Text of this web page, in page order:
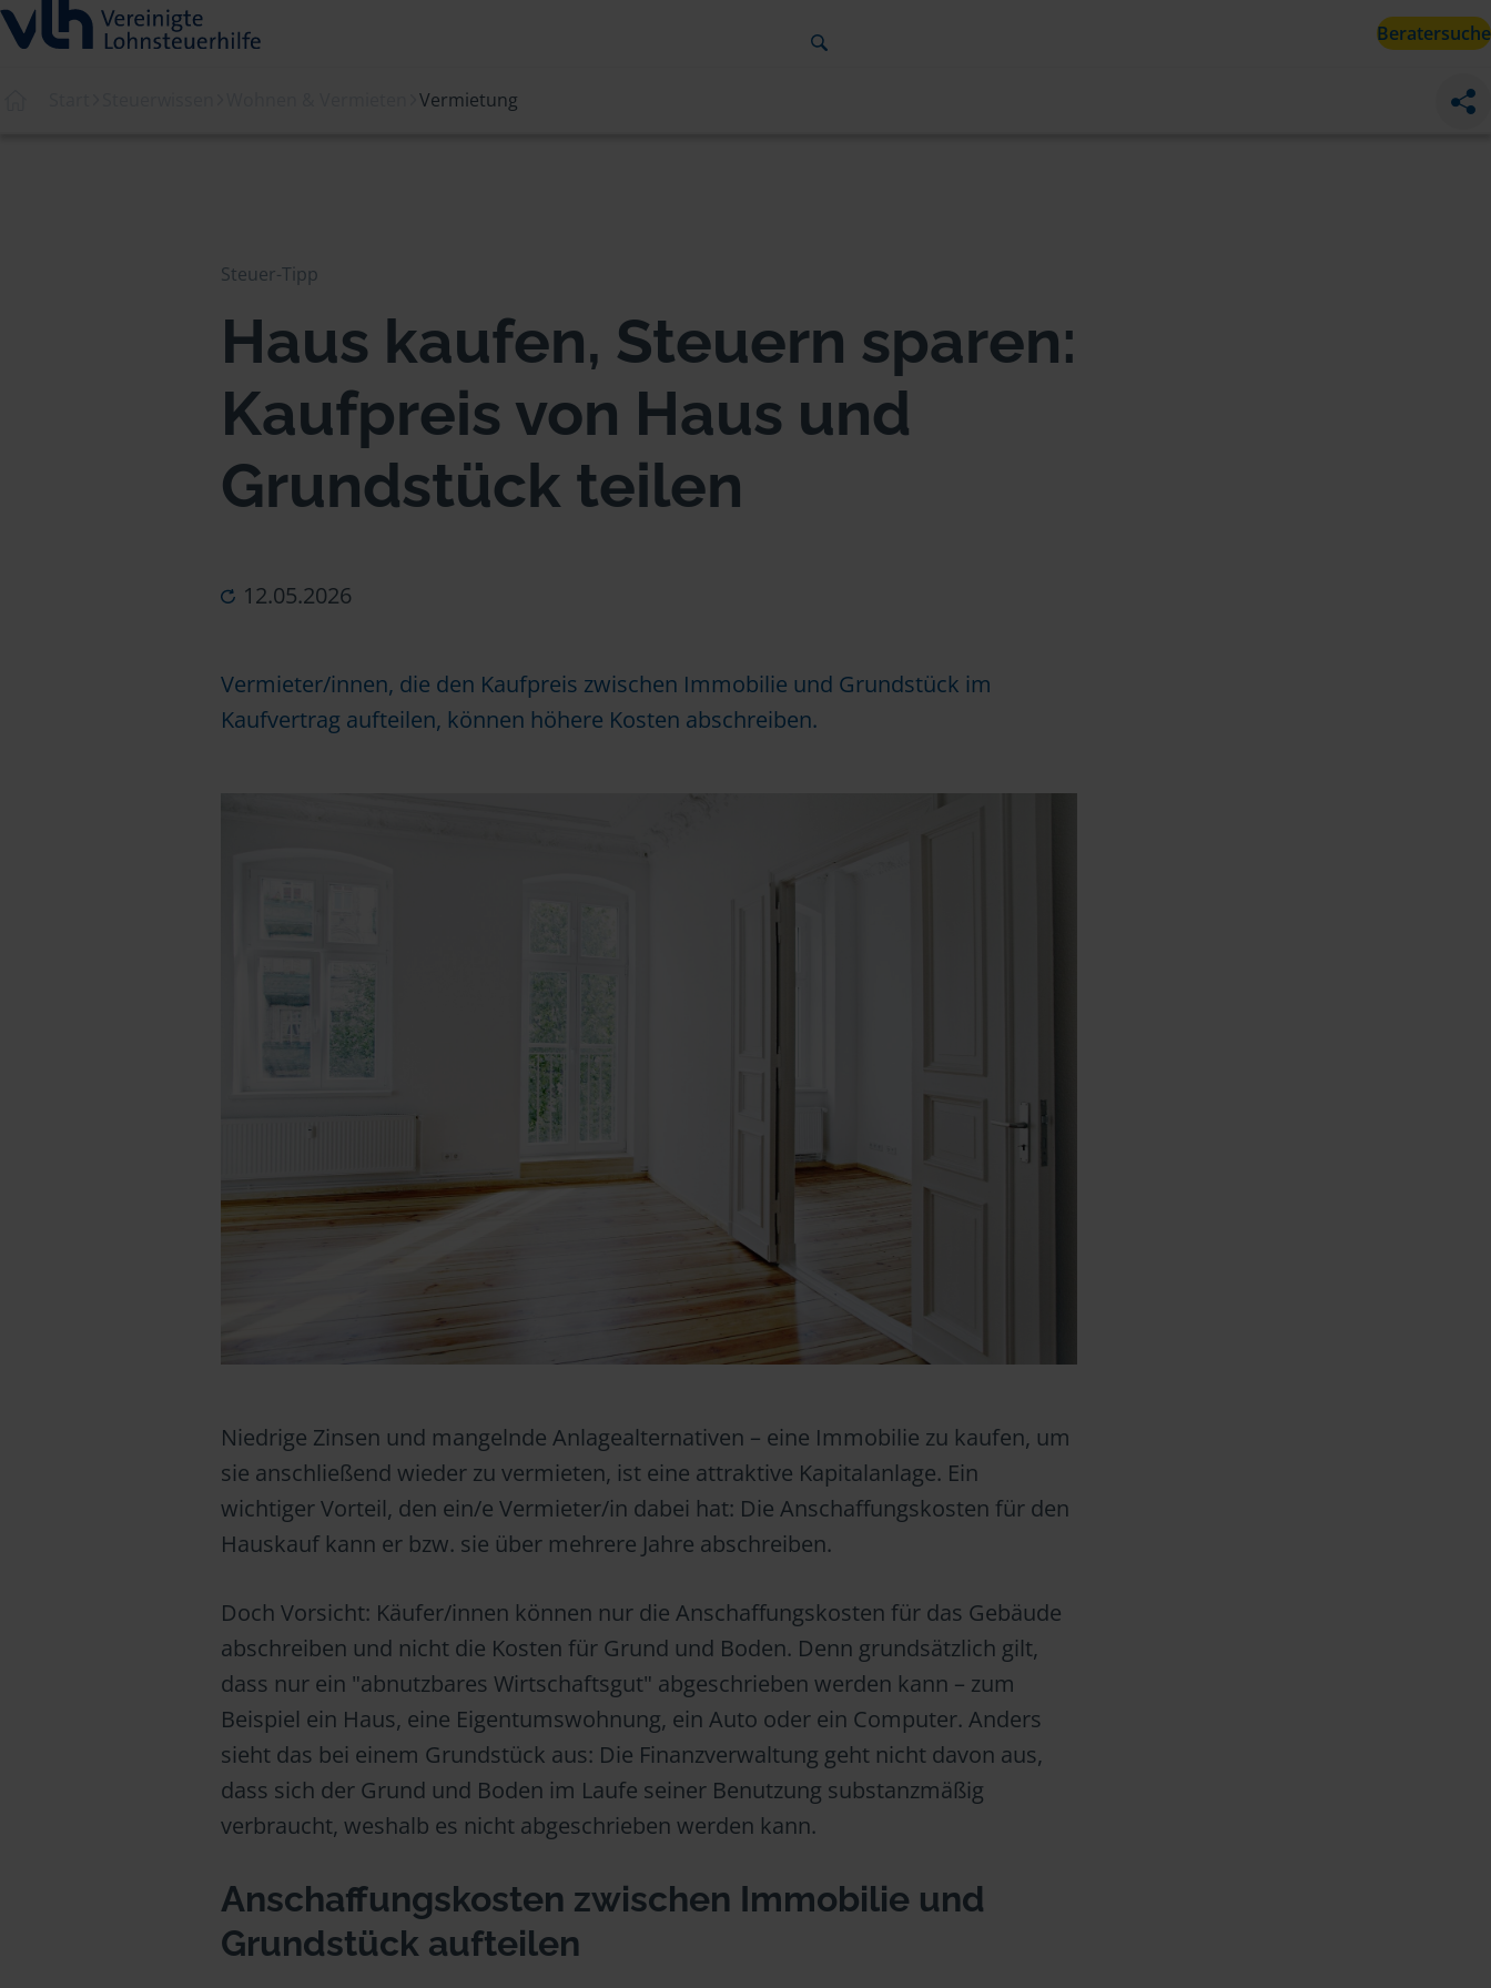
Beratersuche
Vermietung
Steuer-Tipp
Haus kaufen, Steuern sparen:
Kaufpreis von Haus und
Grundstück teilen
12.05.2026
Vermieter/innen, die den Kaufpreis zwischen Immobilie und Grundstück im
Kaufvertrag aufteilen, können höhere Kosten abschreiben.
Niedrige Zinsen und mangelnde Anlagealternativen – eine Immobilie zu kaufen, um
sie anschließend wieder zu vermieten, ist eine attraktive Kapitalanlage. Ein
wichtiger Vorteil, den ein/e Vermieter/in dabei hat: Die Anschaffungskosten für den
Hauskauf kann er bzw. sie über mehrere Jahre abschreiben.
Doch Vorsicht: Käufer/innen können nur die Anschaffungskosten für das Gebäude
abschreiben und nicht die Kosten für Grund und Boden. Denn grundsätzlich gilt,
dass nur ein "abnutzbares Wirtschaftsgut" abgeschrieben werden kann – zum
Beispiel ein Haus, eine Eigentumswohnung, ein Auto oder ein Computer. Anders
sieht das bei einem Grundstück aus: Die Finanzverwaltung geht nicht davon aus,
dass sich der Grund und Boden im Laufe seiner Benutzung substanzmäßig
verbraucht, weshalb es nicht abgeschrieben werden kann.
Anschaffungskosten zwischen Immobilie und
Grundstück aufteilen